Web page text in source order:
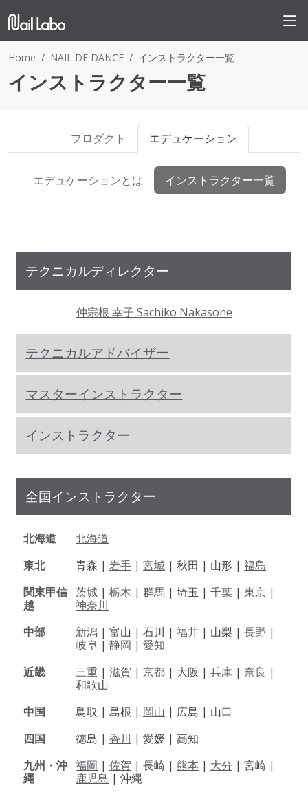
Home NAIL DE DANCE インストラクター一覧
インストラクター一覧
プロダクト エデュケーション
エデュケーションとは インストラクター一覧
テクニカルディレクター
仲宗根 幸子 Sachiko Nakasone
テクニカルアドバイザー
マスターインストラクター
インストラクター
全国インストラクター
北海道
北海道
東北
青森 | 岩手 | 宮城 | 秋田 | 山形 | 福島
関東甲信
越
茨城 | 栃木 | 群馬 | 埼玉 | 千葉 | 東京 |
神奈川
中部
新潟 | 富山 | 石川 | 福井 | 山梨 | 長野 |
岐阜 | 静岡 | 愛知
近畿
三重 | 滋賀 | 京都 | 大阪 | 兵庫 | 奈良 |
和歌山
中国
鳥取 | 島根 | 岡山 | 広島 | 山口
四国
徳島 | 香川 | 愛媛 | 高知
九州・沖
縄
福岡 | 佐賀 | 長崎 | 熊本 | 大分 | 宮崎 |
鹿児島 | 沖縄